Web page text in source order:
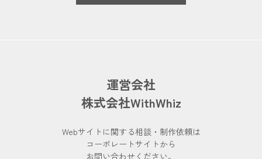
運営会社
株式会社WithWhiz
Webサイトに関する相談・制作依頼は
コーポレートサイトから
お問い合わせください。